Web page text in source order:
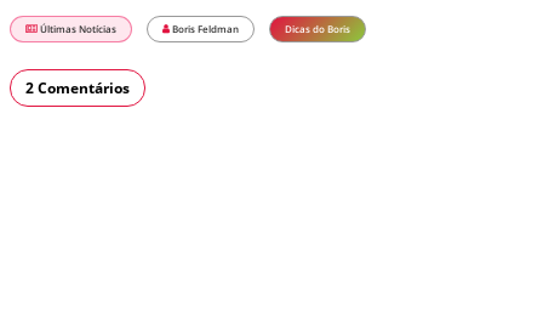
Últimas Notícias Boris Feldman Dicas do Boris
2 Comentários